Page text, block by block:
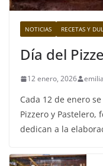
NOTICIAS RECETAS Y
Día del
12 enero, 2026 emilia
Cada 12 de enero
Pizzero y Pastelero,
dedican a la